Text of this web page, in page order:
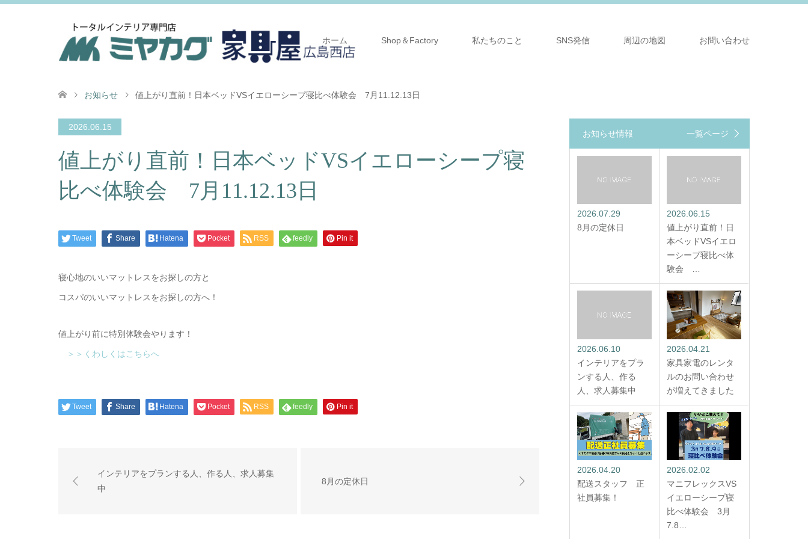
ホーム Shop＆Factory 私たちのこと SNS発信 周辺の地図 お問い合わせ
お知らせ 値上がり直前！日本ベッドVSイエローシープ寝比べ体験会 7月11.12.13日
2026.06.15
値上がり直前！日本ベッドVSイエローシープ寝
比べ体験会 7月11.12.13日
Tweet Share Hatena Pocket RSS feedly Pin it
寝心地のいいマットレスをお探しの方と
コスパのいいマットレスをお探しの方へ！
値上がり前に特別体験会やります！
＞＞くわしくはこちらへ
Tweet Share Hatena Pocket RSS feedly Pin it
インテリアをプランする人、作る人、求人募集
中
8月の定休日
お知らせ情報 一覧ページ
2026.07.29
8月の定休日
2026.06.15
値上がり直前！日
本ベッドVSイエロ
ーシープ寝比べ体
験会 …
2026.06.10
インテリアをプラ
ンする人、作る
人、求人募集中
2026.04.21
家具家電のレンタ
ルのお問い合わせ
が増えてきました
2026.04.20
配送スタッフ 正
社員募集！
2026.02.02
マニフレックスVS
イエローシープ寝
比べ体験会 3月
7.8…